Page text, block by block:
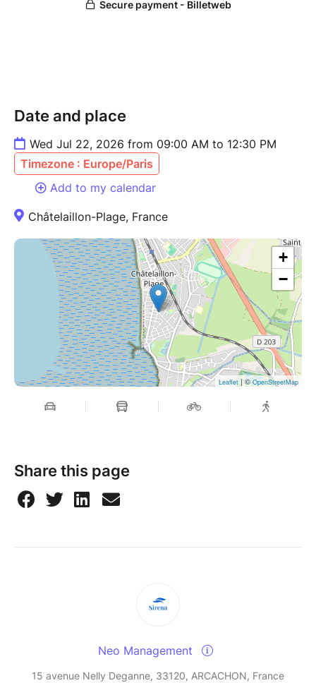
protection solaire…), la liste vous sera transmise
après votre inscription.
???? Prêt(e) à vivre une aventure utile et hors du
commun ?
Réserve ta place et embarque avec nous !
Date and place
Wed Jul 22, 2026 from 09:00 AM to 12:30 PM
Timezone : Europe/Paris
Add to my calendar
Châtelaillon-Plage, France
+
−
Leaflet | ©OpenStreetMap
Share this page
Neo Management
15 avenue Nelly Deganne, 33120, ARCACHON, France